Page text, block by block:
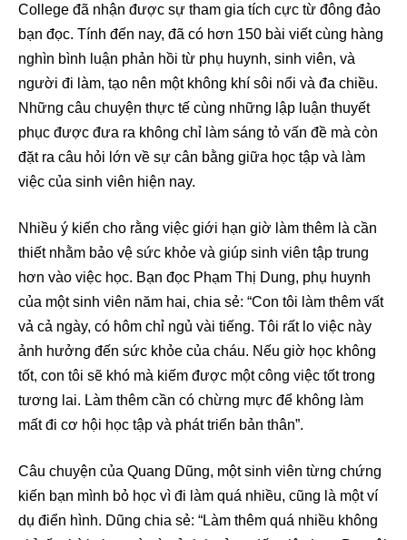
College đã nhận được sự tham gia tích cực từ đông đảo
bạn đọc. Tính đến nay, đã có hơn 150 bài viết cùng hàng
nghìn bình luận phản hồi từ phụ huynh, sinh viên, và
người đi làm, tạo nên một không khí sôi nổi và đa chiều.
Những câu chuyện thực tế cùng những lập luận thuyết
phục được đưa ra không chỉ làm sáng tỏ vấn đề mà còn
đặt ra câu hỏi lớn về sự cân bằng giữa học tập và làm
việc của sinh viên hiện nay.
Nhiều ý kiến cho rằng việc giới hạn giờ làm thêm là cần
thiết nhằm bảo vệ sức khỏe và giúp sinh viên tập trung
hơn vào việc học. Bạn đọc Phạm Thị Dung, phụ huynh
của một sinh viên năm hai, chia sẻ: “Con tôi làm thêm vất
vả cả ngày, có hôm chỉ ngủ vài tiếng. Tôi rất lo việc này
ảnh hưởng đến sức khỏe của cháu. Nếu giờ học không
tốt, con tôi sẽ khó mà kiếm được một công việc tốt trong
tương lai. Làm thêm cần có chừng mực để không làm
mất đi cơ hội học tập và phát triển bản thân”.
Câu chuyện của Quang Dũng, một sinh viên từng chứng
kiến bạn mình bỏ học vì đi làm quá nhiều, cũng là một ví
dụ điển hình. Dũng chia sẻ: “Làm thêm quá nhiều không